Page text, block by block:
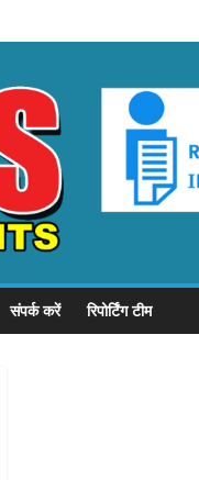
संपर्क करें रिपोर्टिंग टीम